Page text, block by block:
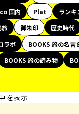
国内 Plat
ラン
旅 御朱印 歴史時代
ラボ
BOOKS 旅の名言
BOOKS 旅の読み物
を表示